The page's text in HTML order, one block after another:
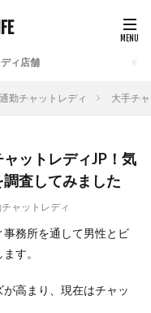
ィ店舗
通勤チャットレディ 大手チ
ットレディJP！気
査してみました
ャットレディ
務所を通して男性とビ
す。
高まり、現在はチャッ